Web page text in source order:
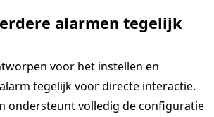
alarmen tegelijk
voor het instellen en
tegelijk voor directe interactie.
ondersteunt volledig de configuratie